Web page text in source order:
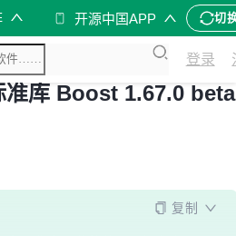
开源中国APP 切
登录
准库 Boost 1.67.0 beta
复制